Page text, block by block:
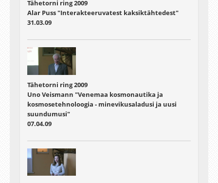
Tähetorni ring 2009
Alar Puss "Interakteeruvatest kaksiktähtedest"
31.03.09
Tähetorni ring 2009
Uno Veismann "Venemaa kosmonautika ja
kosmosetehnoloogia - minevikusaladusi ja uusi
suundumusi"
07.04.09